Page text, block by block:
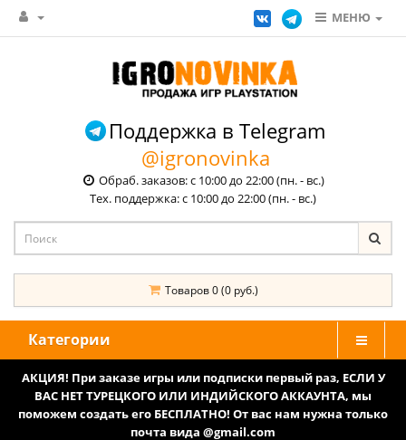
МЕНЮ
Поддержка в Telegram
@igronovinka
Обраб. заказов: с 10:00 до 22:00 (пн. - вс.)
Тех. поддержка: с 10:00 до 22:00 (пн. - вс.)
Товаров 0 (0 руб.)
Категории
АКЦИЯ! При заказе игры или подписки первый раз, ЕСЛИ У
ВАС НЕТ ТУРЕЦКОГО ИЛИ ИНДИЙСКОГО АККАУНТА, мы
поможем создать его БЕСПЛАТНО! От вас нам нужна только
почта вида @gmail.com